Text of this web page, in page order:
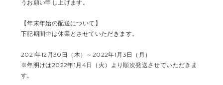
うお願い申し上げます。
【年末年始の配送について】
下記期間中は休業とさせていただきます。
2021年12月30日（木）～2022年1月3日（月）
※年明けは2022年1月4日（火）より順次発送させていただきま
す。